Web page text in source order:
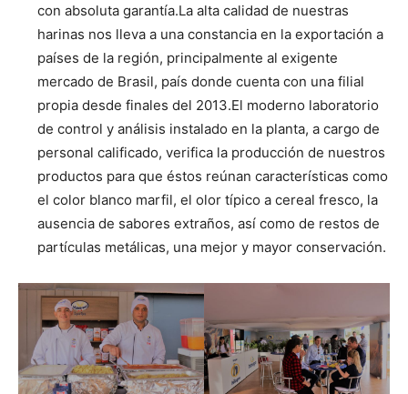
con absoluta garantía.La alta calidad de nuestras
harinas nos lleva a una constancia en la exportación a
países de la región, principalmente al exigente
mercado de Brasil, país donde cuenta con una filial
propia desde finales del 2013.El moderno laboratorio
de control y análisis instalado en la planta, a cargo de
personal calificado, verifica la producción de nuestros
productos para que éstos reúnan características como
el color blanco marfil, el olor típico a cereal fresco, la
ausencia de sabores extraños, así como de restos de
partículas metálicas, una mejor y mayor conservación.